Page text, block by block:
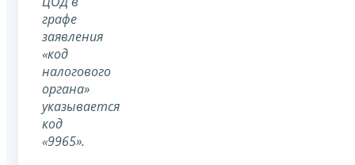
графе
заявления
«код
налогового
органа»
указывается
код
«9965».